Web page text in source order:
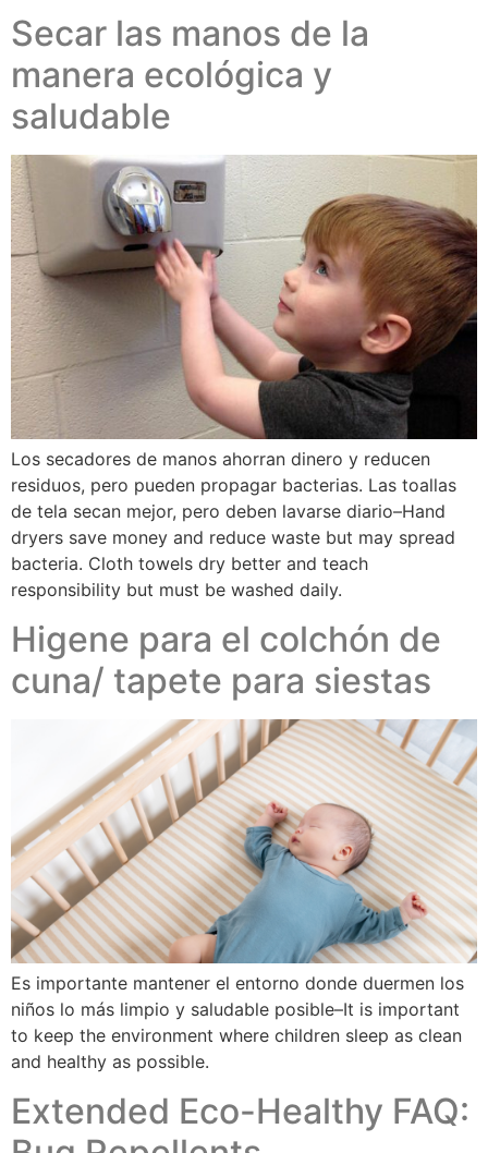
Secar las manos de la
manera ecológica y
saludable
Los secadores de manos ahorran dinero y reducen
residuos, pero pueden propagar bacterias. Las toallas
de tela secan mejor, pero deben lavarse diario–Hand
dryers save money and reduce waste but may spread
bacteria. Cloth towels dry better and teach
responsibility but must be washed daily.
Higene para el colchón de
cuna/ tapete para siestas​
Es importante mantener el entorno donde duermen los
niños lo más limpio y saludable posible–It is important
to keep the environment where children sleep as clean
and healthy as possible.
Extended Eco-Healthy FAQ: